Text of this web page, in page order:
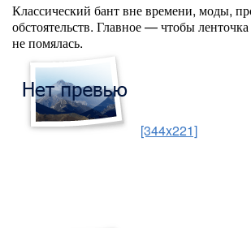
Классический бант вне времени, моды,
обстоятельств. Главное — чтобы
не помялась.
[344x221]